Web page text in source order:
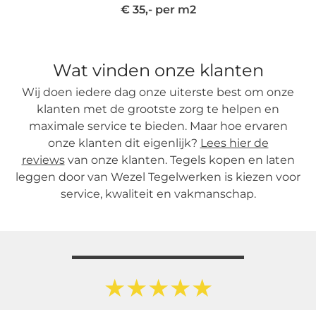
€ 35,- per m2
Wat vinden onze klanten
Wij doen iedere dag onze uiterste best om onze
klanten met de grootste zorg te helpen en
maximale service te bieden. Maar hoe ervaren
onze klanten dit eigenlijk? Lees hier de
reviewsvan onze klanten. Tegels kopen en laten
leggen door van Wezel Tegelwerken is kiezen voor
service, kwaliteit en vakmanschap.
★★★★★